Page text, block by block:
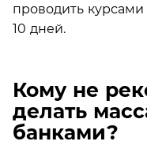
проводить
10 дней.
Кому не
делать
банками?